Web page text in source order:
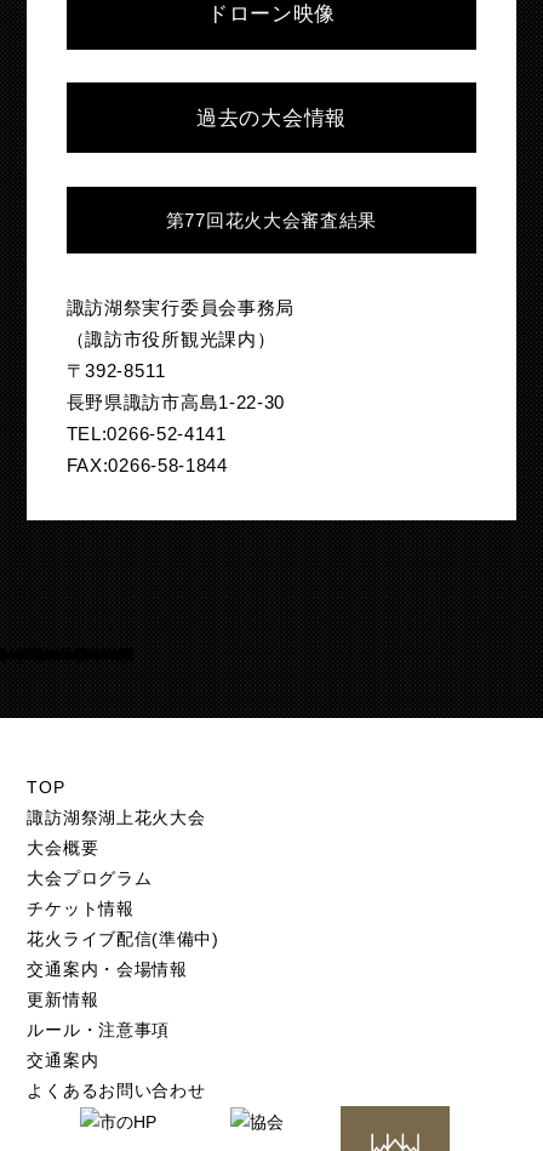
ドローン映像
過去の大会情報
第77回花火大会審査結果
諏訪湖祭実行委員会事務局
（諏訪市役所観光課内）
〒392-8511
長野県諏訪市高島1-22-30
TEL:0266-52-4141
FAX:0266-58-1844
Warning/home/suwakohanabi/suwako-hanabi.com/public_html/test.suwako-hanabi.com/wp-content/themes/suwako-hanabi_2018/footer.php105
TOP
諏訪湖祭湖上花火大会
大会概要
大会プログラム
チケット情報
花火ライブ配信(準備中)
交通案内・会場情報
更新情報
ルール・注意事項
交通案内
よくあるお問い合わせ